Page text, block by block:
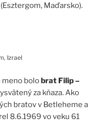
Maďarsko).
Izrael
meno bolobrat Filip –
za kňaza. Ako
bratov v Betleheme a
8.6.1969 vo veku 61